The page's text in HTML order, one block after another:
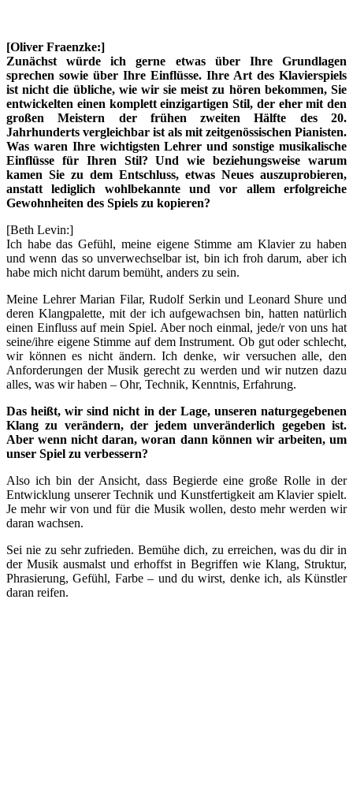
[Oliver Fraenzke:]
Zunächst würde ich gerne etwas über Ihre Grundlagen
sprechen sowie über Ihre Einflüsse. Ihre Art des Klavierspiels
ist nicht die übliche, wie wir sie meist zu hören bekommen, Sie
entwickelten einen komplett einzigartigen Stil, der eher mit den
großen Meistern der frühen zweiten Hälfte des 20.
Jahrhunderts vergleichbar ist als mit zeitgenössischen Pianisten.
Was waren Ihre wichtigsten Lehrer und sonstige musikalische
Einflüsse für Ihren Stil? Und wie beziehungsweise warum
kamen Sie zu dem Entschluss, etwas Neues auszuprobieren,
anstatt lediglich wohlbekannte und vor allem erfolgreiche
Gewohnheiten des Spiels zu kopieren?
[Beth Levin:]
Ich habe das Gefühl, meine eigene Stimme am Klavier zu haben
und wenn das so unverwechselbar ist, bin ich froh darum, aber ich
habe mich nicht darum bemüht, anders zu sein.
Meine Lehrer Marian Filar, Rudolf Serkin und Leonard Shure und
deren Klangpalette, mit der ich aufgewachsen bin, hatten natürlich
einen Einfluss auf mein Spiel. Aber noch einmal, jede/r von uns hat
seine/ihre eigene Stimme auf dem Instrument. Ob gut oder schlecht,
wir können es nicht ändern. Ich denke, wir versuchen alle, den
Anforderungen der Musik gerecht zu werden und wir nutzen dazu
alles, was wir haben – Ohr, Technik, Kenntnis, Erfahrung.
Das heißt, wir sind nicht in der Lage, unseren naturgegebenen
Klang zu verändern, der jedem unveränderlich gegeben ist.
Aber wenn nicht daran, woran dann können wir arbeiten, um
unser Spiel zu verbessern?
Also ich bin der Ansicht, dass Begierde eine große Rolle in der
Entwicklung unserer Technik und Kunstfertigkeit am Klavier spielt.
Je mehr wir von und für die Musik wollen, desto mehr werden wir
daran wachsen.
Sei nie zu sehr zufrieden. Bemühe dich, zu erreichen, was du dir in
der Musik ausmalst und erhoffst in Begriffen wie Klang, Struktur,
Phrasierung, Gefühl, Farbe – und du wirst, denke ich, als Künstler
daran reifen.